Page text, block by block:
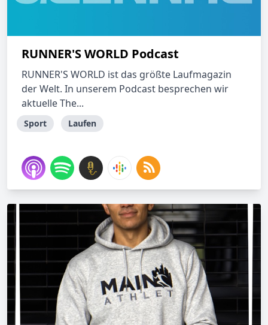
RUNNER'S WORLD Podcast
RUNNER'S WORLD ist das größte Laufmagazin
der Welt. In unserem Podcast besprechen wir
aktuelle The...
Sport Laufen